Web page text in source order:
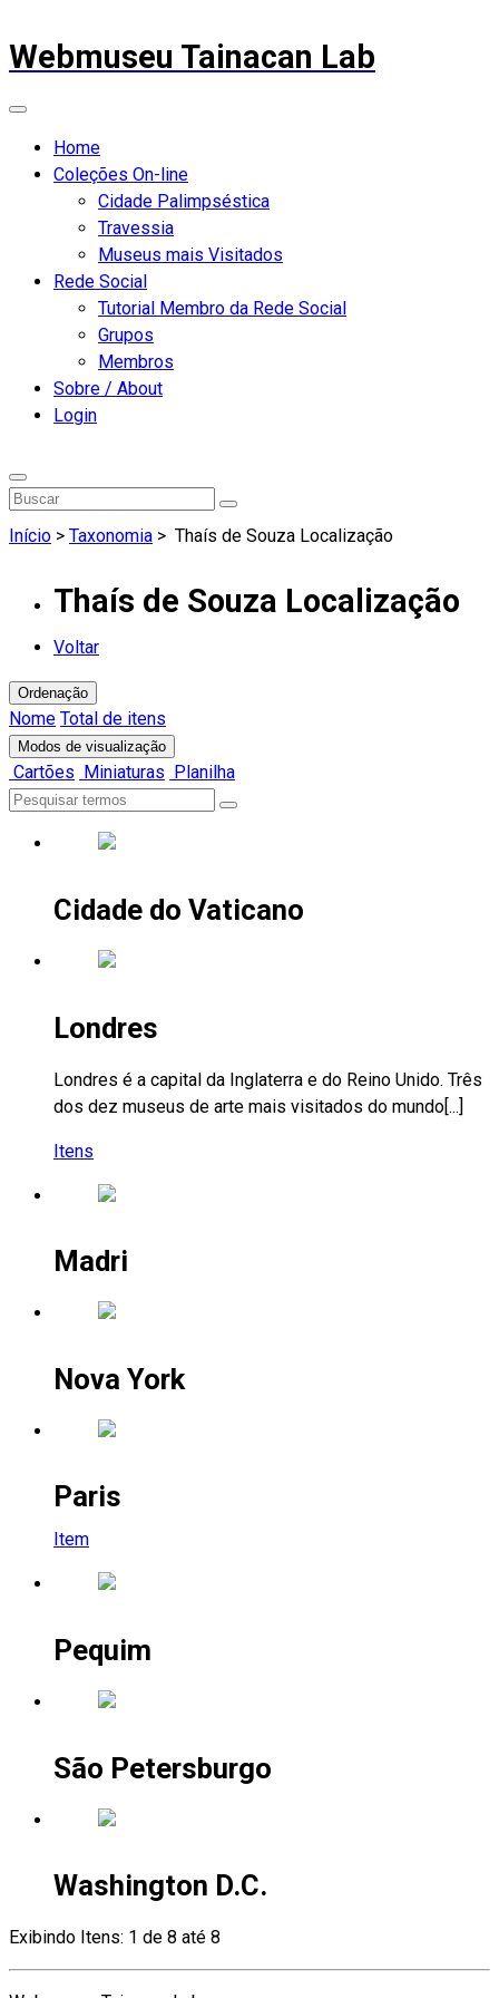
Webmuseu Tainacan Lab
Home
Coleções On-line
Cidade Palimpséstica
Travessia
Museus mais Visitados
Rede Social
Tutorial Membro da Rede Social
Grupos
Membros
Sobre / About
Login
Início > Taxonomia > Thaís de Souza Localização
Thaís de Souza Localização
Voltar
Ordenação
Nome Total de itens
Modos de visualização
Cartões Miniaturas Planilha
Cidade do Vaticano
Londres
Londres é a capital da Inglaterra e do Reino Unido. Três
dos dez museus de arte mais visitados do mundo[...]
Itens
Madri
Nova York
Paris
Item
Pequim
São Petersburgo
Washington D.C.
Exibindo Itens: 1 de 8 até 8